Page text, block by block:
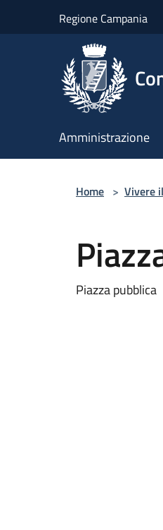
Regione Campania
Amministrazione
Home > Vivere
Piazza pubblica